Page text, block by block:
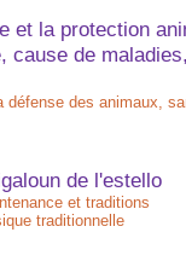
et la protection
cause de
défense des animaux,
de l'estello
et traditions
traditionnelle